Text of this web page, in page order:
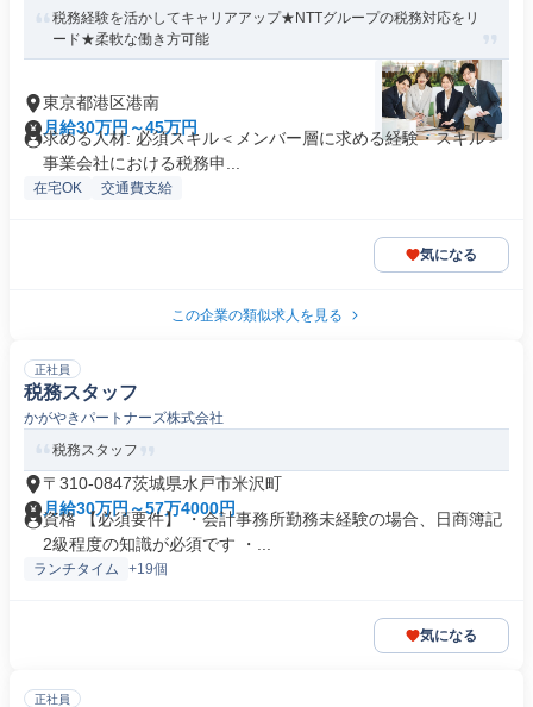
税務経験を活かしてキャリアアップ★NTTグループの税務対応をリ
ード★柔軟な働き方可能
東京都港区港南
月給30万円～45万円
求める人材: 必須スキル＜メンバー層に求める経験・スキル＞
事業会社における税務申...
在宅OK 交通費支給
気になる
この企業の類似求人を見る
正社員
税務スタッフ
かがやきパートナーズ株式会社
税務スタッフ
〒310-0847茨城県水戸市米沢町
月給30万円～57万4000円
資格 【必須要件】 ・会計事務所勤務未経験の場合、日商簿記
2級程度の知識が必須です ・...
ランチタイム +19個
気になる
正社員